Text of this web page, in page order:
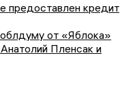
предоставлен кредит
от «Яблока»
Пленсак и